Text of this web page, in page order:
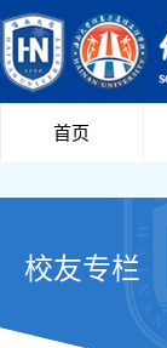
首页
校友专栏